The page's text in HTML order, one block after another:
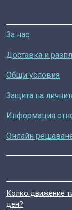
За нас
Доставка и
Общи условия
Защита на
Информация
Онлайн
Колко движение
ден?